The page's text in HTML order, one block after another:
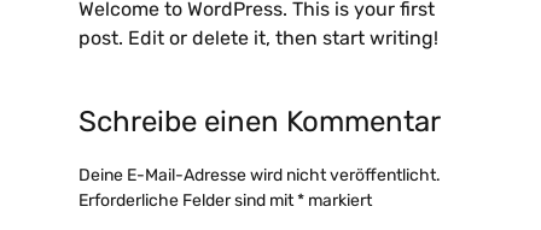
Welcome to WordPress. This is your first
post. Edit or delete it, then start writing!
Schreibe einen Kommentar
Deine E-Mail-Adresse wird nicht veröffentlicht.
Erforderliche Felder sind mit* markiert